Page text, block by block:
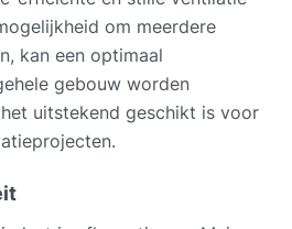
om meerdere
kan een optimaal
gebouw worden
uitstekend geschikt is voor